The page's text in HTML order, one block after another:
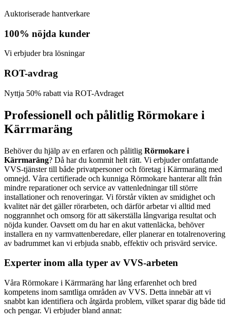
Auktoriserade hantverkare
100% nöjda kunder
Vi erbjuder bra lösningar
ROT-avdrag
Nyttja 50% rabatt via ROT-Avdraget
Professionell och pålitlig Rörmokare i
Kärrmaräng
Behöver du hjälp av en erfaren och pålitlig Rörmokare i
Kärrmaräng? Då har du kommit helt rätt. Vi erbjuder omfattande
VVS-tjänster till både privatpersoner och företag i Kärrmaräng med
omnejd. Våra certifierade och kunniga Rörmokare hanterar allt från
mindre reparationer och service av vattenledningar till större
installationer och renoveringar. Vi förstår vikten av smidighet och
kvalitet när det gäller rörarbeten, och därför arbetar vi alltid med
noggrannhet och omsorg för att säkerställa långvariga resultat och
nöjda kunder. Oavsett om du har en akut vattenläcka, behöver
installera en ny varmvattenberedare, eller planerar en totalrenovering
av badrummet kan vi erbjuda snabb, effektiv och prisvärd service.
Experter inom alla typer av VVS-arbeten
Våra Rörmokare i Kärrmaräng har lång erfarenhet och bred
kompetens inom samtliga områden av VVS. Detta innebär att vi
snabbt kan identifiera och åtgärda problem, vilket sparar dig både tid
och pengar. Vi erbjuder bland annat: